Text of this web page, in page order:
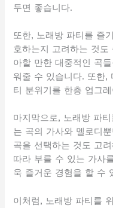
두면 좋습니다.
또한, 노래방 파티를 즐
호하는지 고려하는 것
아할 만한 대중적인 곡
워줄 수 있습니다. 또한,
티 분위기를 한층 업그
마지막으로, 노래방 파
는 곡의 가사와 멜로디
곡을 선택하는 것도 고
따라 부를 수 있는 가사
욱 즐거운 경험을 할 수
이처럼, 노래방 파티를